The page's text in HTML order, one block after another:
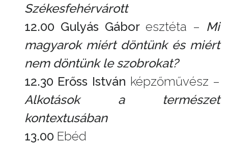
Székesfehérvárott
12.00 Gulyás Gáboresztéta – Mi
magyarok miért döntünk és miért
nem döntünk le szobrokat?
12.30 Erőss István képzőművész –
Alkotások a természet
kontextusában
13.00 Ebéd